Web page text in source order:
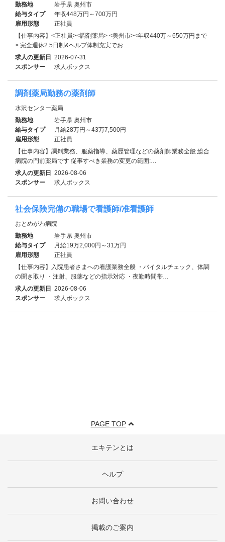
勤務地
岩手県 奥州市
給与タイプ
年収448万円～700万円
雇用形態
正社員
【仕事内容】<正社員><調剤薬局> <奥州市><年収440万～650万円まで
> 完全週休2.5日制&ヘルプ体制充実でお…
求人の更新日 2026-07-31
スポンサー
求人ボックス
調剤薬局勤務の薬剤師
水沢センター薬局
勤務地
岩手県 奥州市
給与タイプ
月給28万円～43万7,500円
雇用形態
正社員
【仕事内容】調剤業務、服薬指導、薬歴管理などの薬剤師業務全般 総合
病院の門前薬局です 従事すべき業務の変更の範囲:…
求人の更新日 2026-08-06
スポンサー
求人ボックス
社会保険完備の職場で看護師/准看護師
おとめがわ病院
勤務地
岩手県 奥州市
給与タイプ
月給19万2,000円～31万円
雇用形態
正社員
【仕事内容】入院患者さまへの看護業務全般 ・バイタルチェック、体調
の聞き取り ・注射、服薬などの指示対応 ・夜勤時間帯…
求人の更新日 2026-08-06
スポンサー
求人ボックス
PAGE TOP
エキテンとは
ヘルプ
お問い合わせ
掲載のご案内